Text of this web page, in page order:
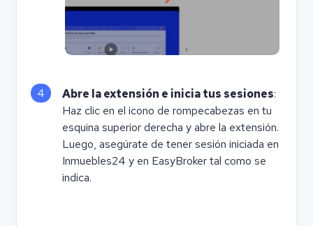
4 Abre la extensión e inicia tus sesiones:
Haz clic en el icono de rompecabezas en tu
esquina superior derecha y abre la extensión.
Luego, asegúrate de tener sesión iniciada en
Inmuebles24 y en EasyBroker tal como se
indica.